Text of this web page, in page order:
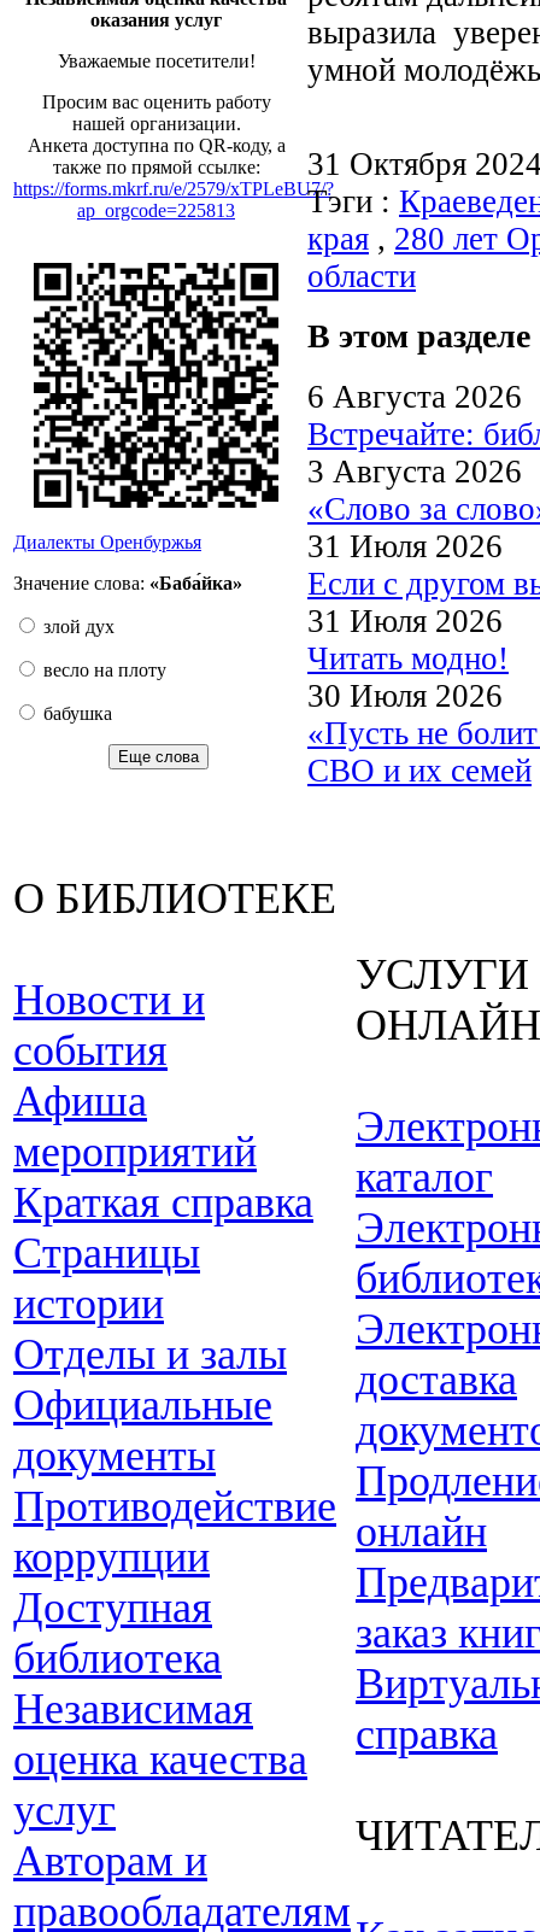
оказания услуг
Уважаемые посетители!
Просим вас оценить работу
нашей организации.
Анкета доступна по QR-коду, а
также по прямой ссылке:
https://forms.mkrf.ru/e/2579/xTPLeBU7/?
ap_orgcode=225813
Диалекты Оренбуржья
Значение слова: «Баба́йка»
злой дух
весло на плоту
бабушка
Еще слова
выразила
умной
31 Октября
Тэги :
края , 280 лет
области
В этом разделе
6 Августа 2026
Встречайте:
3 Августа 2026
«Слово за
31 Июля 2026
Если с другом
31 Июля 2026
Читать модно!
30 Июля 2026
«Пусть не
СВО и их семей
О БИБЛИОТЕКЕ
Новости и
события
Афиша
мероприятий
Краткая справка
Страницы
истории
Отделы и залы
Официальные
документы
Противодействие
коррупции
Доступная
библиотека
Независимая
оценка качества
услуг
Авторам и
правообладателям
УСЛУГИ
ОНЛАЙН
каталог
доставка
онлайн
заказ
справка